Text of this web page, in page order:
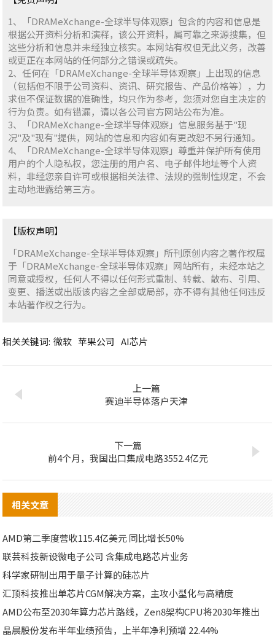
1、「DRAMeXchange-全球半导体观察」包含的内容和信息是
根据公开资料分析和演释，该公开资料，属可靠之来源搜集，但
这些分析和信息并未经独立核实。本网站有权但无此义务，改善
或更正在本网站的任何部分之错误或疏失。
2、任何在「DRAMeXchange-全球半导体观察」上出现的信息
（包括但不限于公司资料、资讯、研究报告、产品价格等），力
求但不保证数据的准确性，均只作为参考，您须对您自主决定的
行为负责。如有错漏，请以各公司官方网站公布为准。
3、「DRAMeXchange-全球半导体观察」信息服务基于"现
况"及"现有"提供，网站的信息和内容如有更改恕不另行通知。
4、「DRAMeXchange-全球半导体观察」尊重并保护所有使用
用户的个人隐私权，您注册的用户名、电子邮件地址等个人资
料，非经您亲自许可或根据相关法律、法规的强制性规定，不会
主动地泄露给第三方。
【版权声明】
「DRAMeXchange-全球半导体观察」所刊原创内容之著作权属
于「DRAMeXchange-全球半导体观察」网站所有，未经本站之
同意或授权，任何人不得以任何形式重制、转载、散布、引用、
变更、播送或出版该内容之全部或局部，亦不得有其他任何违反
本站著作权之行为。
相关关键词: 微软 苹果公司 AI芯片
上一篇
赛迪半导体落户天津
下一篇
前4个月，我国出口集成电路3552.4亿元
相关文章
AMD第二季度营收115.4亿美元 同比增长50%
联芸科技新设微电子公司 含集成电路芯片业务
科学家研制出用于量子计算的硅芯片
汇顶科技推出单芯片CGM解决方案，主攻小型化与高精度
AMD公布至2030年算力芯片路线，Zen8架构CPU将2030年推出
晶晨股份发布半年业绩预告，上半年净利预增 22.44%